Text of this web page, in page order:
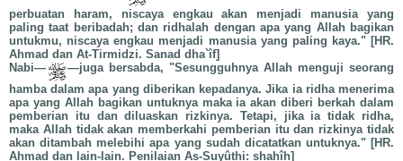
perbuatan haram, niscaya engkau akan menjadi manusia yang
paling taat beribadah; dan ridhalah dengan apa yang Allah bagikan
untukmu, niscaya engkau menjadi manusia yang paling kaya." [HR.
Ahmad dan At-Tirmidzi. Sanad dha`îf]
Nabi—
—juga bersabda, "Sesungguhnya Allah menguji seorang
hamba dalam apa yang diberikan kepadanya. Jika ia ridha menerima
apa yang Allah bagikan untuknya maka ia akan diberi berkah dalam
pemberian itu dan diluaskan rizkinya. Tetapi, jika ia tidak ridha,
maka Allah tidak akan memberkahi pemberian itu dan rizkinya tidak
akan ditambah melebihi apa yang sudah dicatatkan untuknya." [HR.
Ahmad dan lain-lain. Penilaian As-Suyûthi: shahîh]